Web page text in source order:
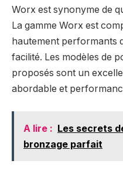
Worx est synonyme de
La gamme Worx est
hautement performants
facilité. Les modèles de
proposés sont un
abordable et
A lire : Les secrets
bronzage parfait